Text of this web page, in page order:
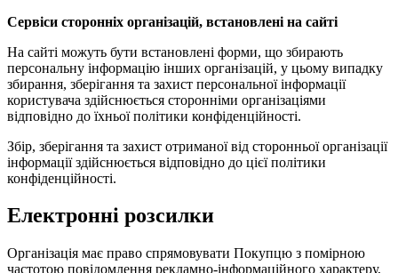
Сервіси сторонніх організацій, встановлені на сайті
На сайті можуть бути встановлені форми, що збирають
персональну інформацію інших організацій, у цьому випадку
збирання, зберігання та захист персональної інформації
користувача здійснюється сторонніми організаціями
відповідно до їхньої політики конфіденційності.
Збір, зберігання та захист отриманої від сторонньої організації
інформації здійснюється відповідно до цієї політики
конфіденційності.
Електронні розсилки
Організація має право спрямовувати Покупцю з помірною
частотою повідомлення рекламно-інформаційного характеру,